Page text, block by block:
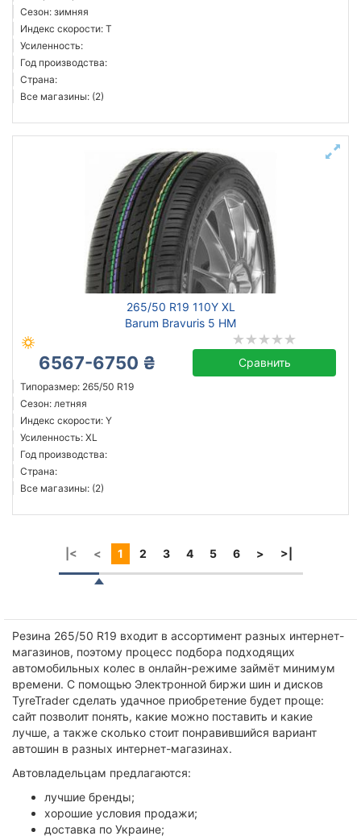
Сезон: зимняя
Индекс скорости: T
Усиленность:
Год производства:
Страна:
Все магазины: (2)
265/50 R19 110Y XL
Barum Bravuris 5 HM
6567-6750 ₴ Сравнить
Типоразмер: 265/50 R19
Сезон: летняя
Индекс скорости: Y
Усиленность: XL
Год производства:
Страна:
Все магазины: (2)
|< < 1 2 3 4 5 6 > >|
Резина 265/50 R19 входит в ассортимент разных интернет-
магазинов, поэтому процесс подбора подходящих
автомобильных колес в онлайн-режиме займёт минимум
времени. С помощью Электронной биржи шин и дисков
TyreTrader сделать удачное приобретение будет проще:
сайт позволит понять, какие можно поставить и какие
лучше, а также сколько стоит понравившийся вариант
автошин в разных интернет-магазинах.
Автовладельцам предлагаются:
лучшие бренды;
хорошие условия продажи;
доставка по Украине;